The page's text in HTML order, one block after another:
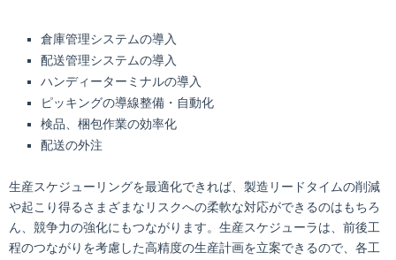
倉庫管理システムの導入
配送管理システムの導入
ハンディーターミナルの導入
ピッキングの導線整備・自動化
検品、梱包作業の効率化
配送の外注
生産スケジューリングを最適化できれば、製造リードタイムの削減
や起こり得るさまざまなリスクへの柔軟な対応ができるのはもちろ
ん、競争力の強化にもつながります。生産スケジューラは、前後工
程のつながりを考慮した高精度の生産計画を立案できるので、各工